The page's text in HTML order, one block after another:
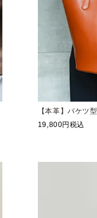
【本革】バケツ
19,800 税込